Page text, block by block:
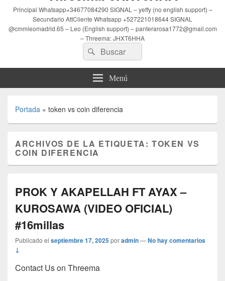
Principal Whatsapp+34677084290 SIGNAL – yeffy (no english support) –
Secundario AttCliente Whatsapp +527221018644 SIGNAL
@cmmleomadrid.65 – Leo (English support) – panterarosa1772@gmail.com
– Threema: JHXT6HHA
Buscar
por:
Buscar
Menú
Portada » token vs coin diferencia
ARCHIVOS DE LA ETIQUETA:TOKEN VS
COIN DIFERENCIA
PROK Y AKAPELLAH FT AYAX –
KUROSAWA (VIDEO OFICIAL)
#16millas
Publicado el septiembre 17, 2025poradmin—No hay comentarios
↓
Contact Us on Threema